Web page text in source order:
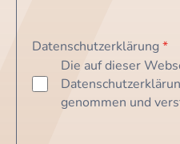
Datenschutzerklärung*
Die auf dieser
genommen und